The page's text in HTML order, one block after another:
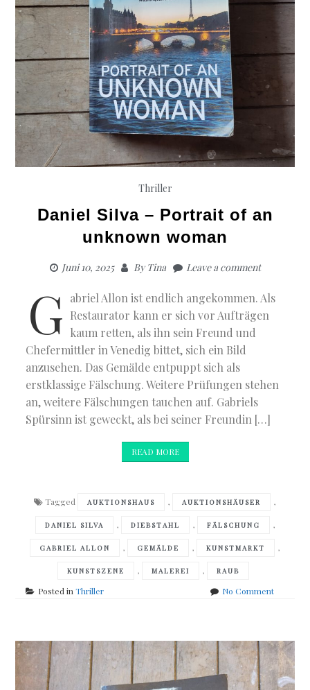
Thriller
Daniel Silva – Portrait of an
unknown woman
Juni 10, 2025 ByTina Leave a comment
G abriel Allon ist endlich angekommen. Als
Restaurator kann er sich vor Aufträgen
kaum retten, als ihn sein Freund und
Chefermittler in Venedig bittet, sich ein Bild
anzusehen. Das Gemälde entpuppt sich als
erstklassige Fälschung. Weitere Prüfungen stehen
an, weitere Fälschungen tauchen auf. Gabriels
Spürsinn ist geweckt, als bei seiner Freundin […]
READ MORE
Tagged AUKTIONSHAUS , AUKTIONSHÄUSER ,
DANIEL SILVA , DIEBSTAHL , FÄLSCHUNG ,
GABRIEL ALLON , GEMÄLDE , KUNSTMARKT ,
KUNSTSZENE , MALEREI , RAUB
Posted inThriller No Commenton
Portrait
of
an
unknown